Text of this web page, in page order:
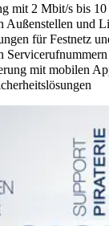
mit 2 Mbit/s bis
Außenstellen und
für Festnetz
Servicerufnummern
mit mobilen